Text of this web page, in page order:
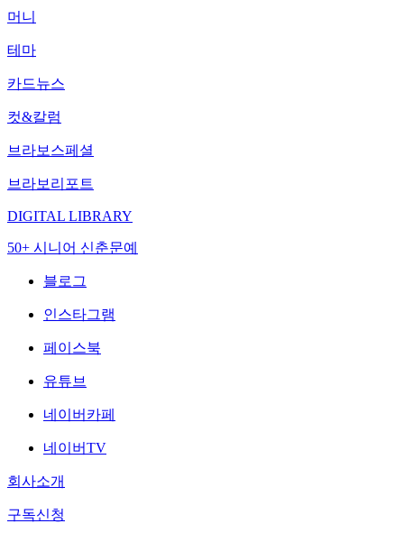
머니
테마
카드뉴스
컷&칼럼
브라보스페셜
브라보리포트
DIGITAL LIBRARY
50+ 시니어 신춘문예
블로그
인스타그램
페이스북
유튜브
네이버카페
네이버TV
회사소개
구독신청